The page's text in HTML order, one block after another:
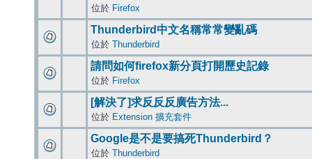
位於 Firefox
Thunderbird中文名稱常常變亂碼
位於 Thunderbird
請問如何firefox新分頁打開歷史記錄
位於 Firefox
[解決了]求反反反廣告方法...
位於 Extension 擴充套件
Google是不是要搞死Thunderbird？
位於 Thunderbird